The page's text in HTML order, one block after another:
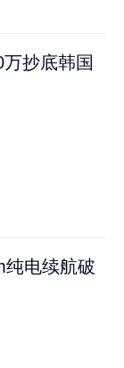
抄底韩国
纯电续航破